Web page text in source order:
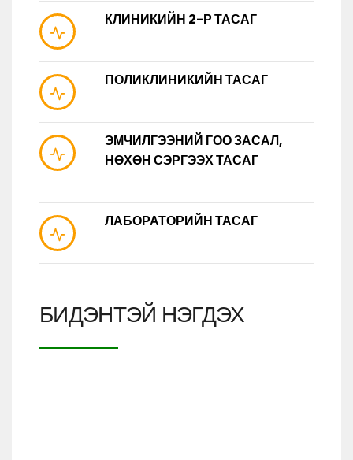
КЛИНИКИЙН 2-Р ТАСАГ
ПОЛИКЛИНИКИЙН ТАСАГ
ЭМЧИЛГЭЭНИЙ ГОО ЗАСАЛ,
НӨХӨН СЭРГЭЭХ ТАСАГ
ЛАБОРАТОРИЙН ТАСАГ
БИДЭНТЭЙ НЭГДЭХ